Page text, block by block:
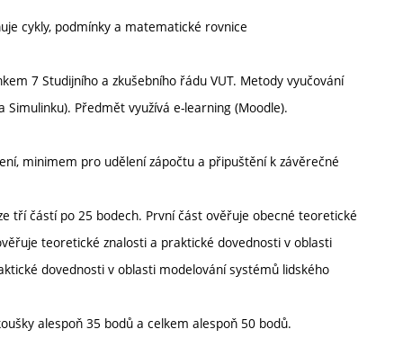
cykly, podmínky a matematické rovnice
7 Studijního a zkušebního řádu VUT. Metody vyučování
Předmět využívá e-learning (Moodle).
minimem pro udělení zápočtu a připuštění k závěrečné
tří částí po 25 bodech. První část ověřuje obecné teoretické
teoretické znalosti a praktické dovednosti v oblasti
dovednosti v oblasti modelování systémů lidského
alespoň 35 bodů a celkem alespoň 50 bodů.